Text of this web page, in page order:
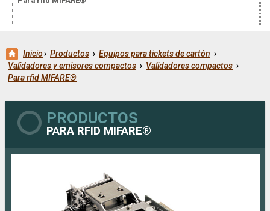
Inicio› Productos › Equipos para tickets de cartón ›
Validadores y emisores compactos › Validadores compactos ›
Para rfid MIFARE®
PRODUCTOS
PARA RFID MIFARE®